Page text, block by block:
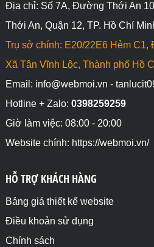
Địa chỉ: Số 7A, Đường Thới An
Thới An, Quận 12, TP. Hồ Chí
Trụ sở chính: E20/22E6 Hẻm
Xã Tân Vĩnh Lộc, Thành phố Hồ
Email: info@webmoi.vn -
Hotline + Zalo: 0398259259
Giờ làm việc: 08:00 - 20:00
Website chính: https://webmoi.vn/
HỖ TRỢ KHÁCH HÀNG
Bảng giá thiết kế website
Điều khoản sử dụng
Chính sách